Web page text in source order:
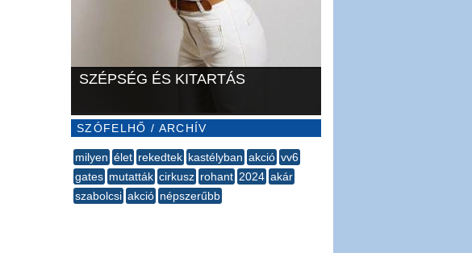
SZÉPSÉG ÉS KITARTÁS
SZÓFELHŐ / ARCHÍV
milyen élet rekedtek kastélyban akció vv6
gates mutatták cirkusz rohant 2024 akár
szabolcsi akció népszerűbb